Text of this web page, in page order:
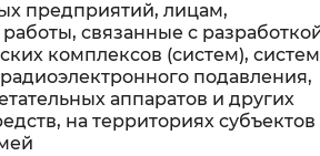
предприятий, лицам,
связанные с
комплексов (систем), систем
подавления,
аппаратов и других
на территориях